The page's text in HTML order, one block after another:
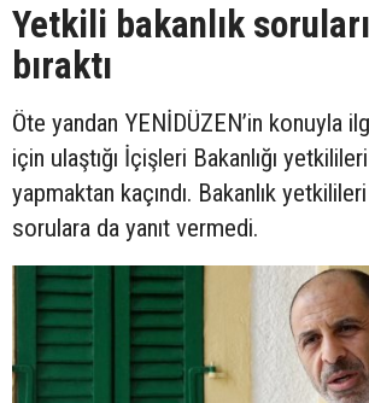
Yetkili bakanlık
bıraktı
Öte yandan YENİDÜZEN’in konuyla
için ulaştığı İçişleri Bakanlığı
yapmaktan kaçındı. Bakanlık
sorulara da yanıt vermedi.